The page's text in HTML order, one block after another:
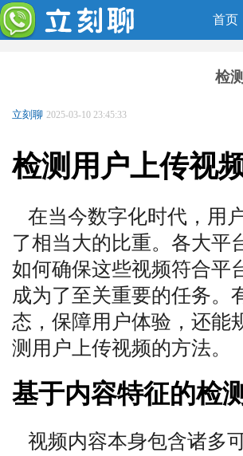
首页
检
立刻聊 2025-03-10 23:45:33
检测用户上传视
在当今数字化时代，用
了相当大的比重。各大平
如何确保这些视频符合平
成为了至关重要的任务。
态，保障用户体验，还能
测用户上传视频的方法。
基于内容特征的检测
视频内容本身包含诸多